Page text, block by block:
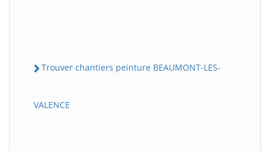
Trouver chantiers peinture BEAUMONT-LES-
VALENCE